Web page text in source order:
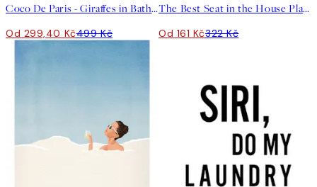
Coco De Paris - Giraffes in Bathtub Plakát
Od 299,40 Kč499 Kč
The Best Seat in the House Plakát
Od 161 Kč322 Kč